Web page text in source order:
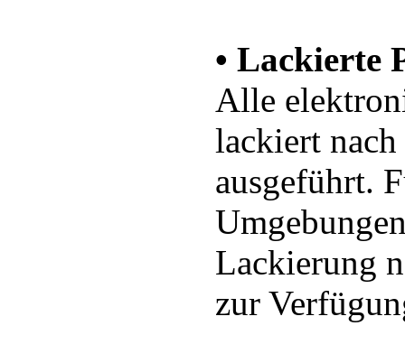
• Lackierte
Alle
lackiert
ausgeführt.
Lackierung
zur